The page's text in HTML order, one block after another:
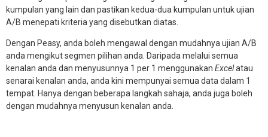
kumpulan yang lain dan pastikan kedua-dua kumpulan untuk ujian
A/B menepati kriteria yang disebutkan diatas.
Dengan Peasy, anda boleh mengawal dengan mudahnya ujian A/B
anda mengikut segmen pilihan anda. Daripada melalui semua
kenalan anda dan menyusunnya 1 per 1 menggunakan Excelatau
senarai kenalan anda, anda kini mempunyai semua data dalam 1
tempat. Hanya dengan beberapa langkah sahaja, anda juga boleh
dengan mudahnya menyusun kenalan anda.